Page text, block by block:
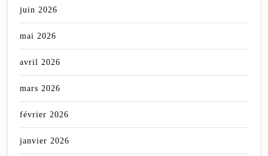
juin 2026
mai 2026
avril 2026
mars 2026
février 2026
janvier 2026